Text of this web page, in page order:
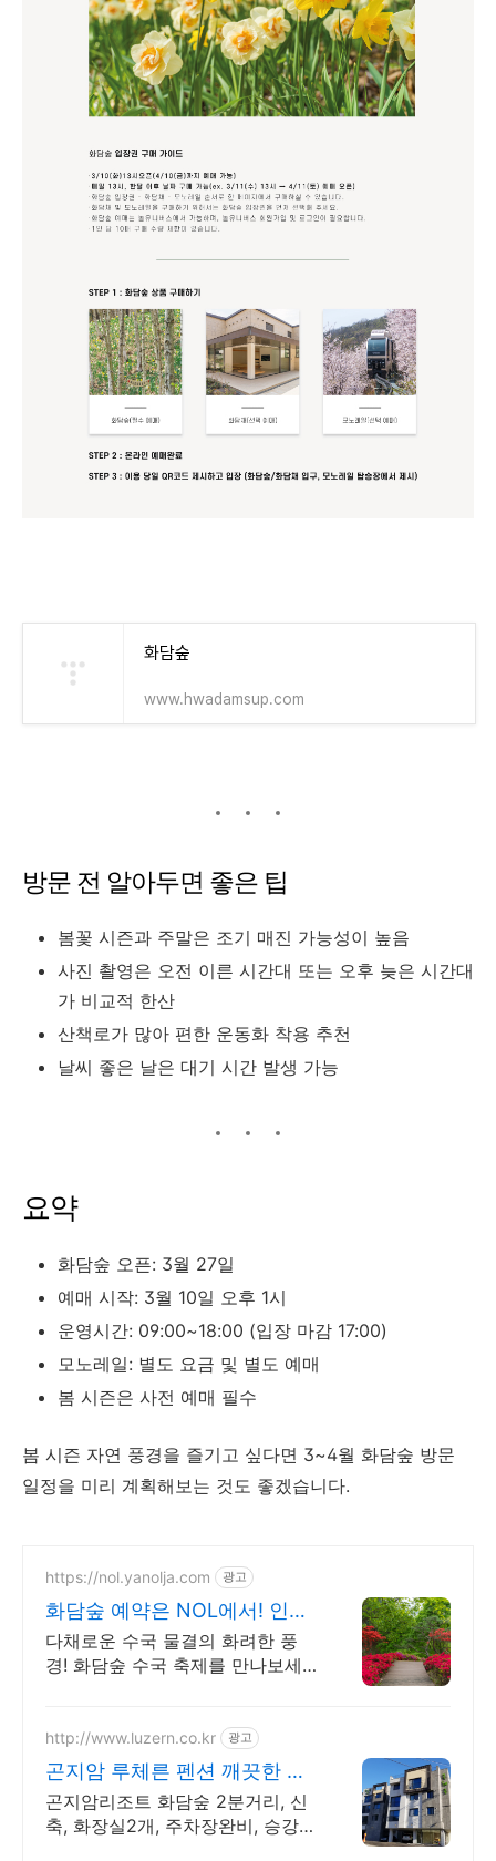
화담숲
www.hwadamsup.com
방문 전 알아두면 좋은 팁
봄꽃 시즌과 주말은 조기 매진 가능성이 높음
사진 촬영은 오전 이른 시간대 또는 오후 늦은 시간대
가 비교적 한산
산책로가 많아 편한 운동화 착용 추천
날씨 좋은 날은 대기 시간 발생 가능
요약
화담숲 오픈: 3월 27일
예매 시작: 3월 10일 오후 1시
운영시간: 09:00~18:00 (입장 마감 17:00)
모노레일: 별도 요금 및 별도 예매
봄 시즌은 사전 예매 필수
봄 시즌 자연 풍경을 즐기고 싶다면 3~4월 화담숲 방문
일정을 미리 계획해보는 것도 좋겠습니다.
https://nol.yanolja.com 광고
화담숲 예약은 NOL에서! 인기
레저 매일 상시 할인
다채로운 수국 물결의 화려한 풍
경! 화담숲 수국 축제를 만나보세
http://www.luzern.co.kr 광고
곤지암 루체른 펜션 깨끗한 신
축 - 중형 평수
곤지암리조트 화담숲 2분거리, 신
축, 화장실2개, 주차장완비, 승강